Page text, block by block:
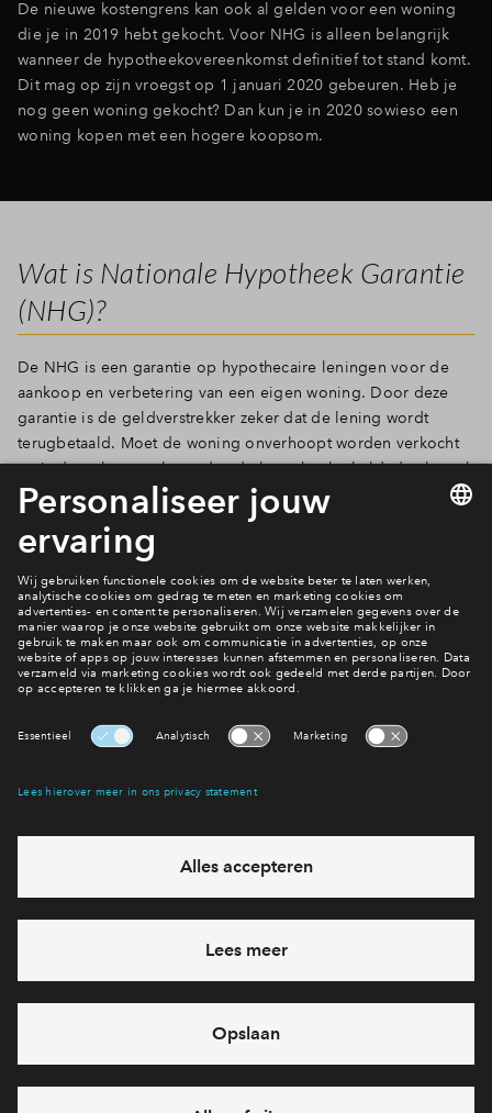
De nieuwe kostengrens kan ook al gelden voor een woning
die je in 2019 hebt gekocht. Voor NHG is alleen belangrijk
wanneer de hypotheekovereenkomst definitief tot stand komt.
Dit mag op zijn vroegst op 1 januari 2020 gebeuren. Heb je
nog geen woning gekocht? Dan kun je in 2020 sowieso een
woning kopen met een hogere koopsom.
Wat is Nationale Hypotheek Garantie
(NHG)?
De NHG is een garantie op hypothecaire leningen voor de
aankoop en verbetering van een eigen woning. Door deze
garantie is de geldverstrekker zeker dat de lening wordt
terugbetaald. Moet de woning onverhoopt worden verkocht
en is de opbrengst lager dan de hypotheekschuld, dan betaalt
het NHG de restschuld aan de geldgever. Door deze
zekerheid krijg je korting op de hypotheekrente. Dit voordeel
kan oplopen tot 0,5% per jaar, waardoor je honderden euro's
Koop jij bouwnummer 81 met NHG?
Woningaanbod
eventuele projecten
Ja, ik wil mij aanmelden
Heb je een vraag en wil je direct antwoord? Bel ons op088 -
712 26 42
6 dagen per week beschikbaar (behalve tijdens
feestdagen)